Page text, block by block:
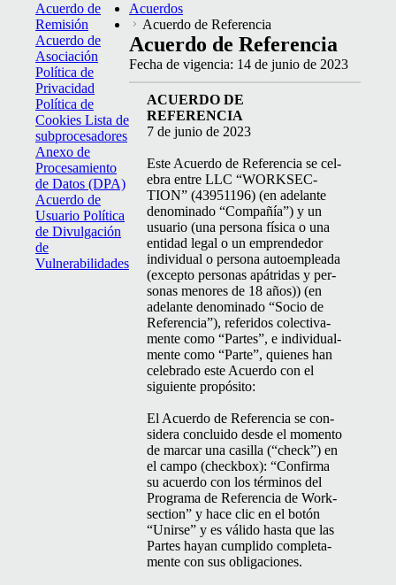
Acuerdo de
Remisión
Acuerdo de
Asociación
Política de
Privacidad
Política de
Cookies Lista de
subprocesadores
Anexo de
Procesamiento
de Datos (DPA)
Acuerdo de
Usuario Política
de Divulgación
de
Vulnerabilidades
Acuerdos
Acuerdo de Referencia
Acuerdo de Referencia
Fecha de vigencia: 14 de junio de 2023
ACUER­DO DE
REFERENCIA
7 de junio de 2023
Este Acuer­do de Ref­er­en­cia se cel­
e­bra entre LLC “WORK­SEC­
TION” (43951196) (en ade­lante
denom­i­na­do “Com­pañía”) y un
usuario (una per­sona físi­ca o una
enti­dad legal o un emprende­dor
indi­vid­ual o per­sona autoem­plea­da
(excep­to per­sonas apátri­das y per­
sonas menores de 18 años)) (en
ade­lante denom­i­na­do “Socio de
Ref­er­en­cia”), referi­dos colec­ti­va­
mente como “Partes”, e indi­vid­ual­
mente como “Parte”, quienes han
cel­e­bra­do este Acuer­do con el
sigu­iente propósito:
El Acuer­do de Ref­er­en­cia se con­
sid­era con­clu­i­do des­de el momen­to
de mar­car una casil­la (“check”) en
el cam­po (check­box): “Con­fir­ma
su acuer­do con los tér­mi­nos del
Pro­gra­ma de Ref­er­en­cia de Work­
sec­tion” y hace clic en el botón
“Unirse” y es váli­do has­ta que las
Partes hayan cumpli­do com­ple­ta­
mente con sus obligaciones.